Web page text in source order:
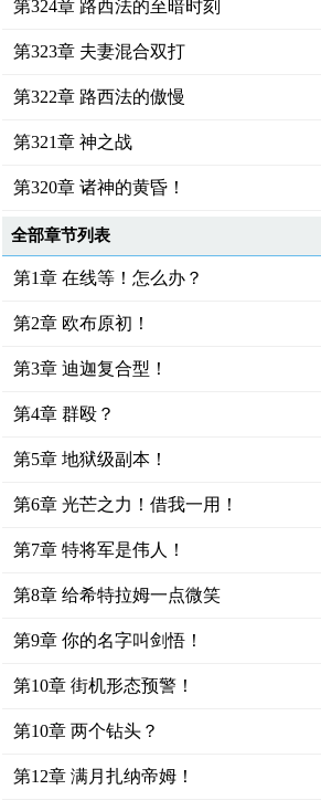
第324章 路西法的至暗时刻
第323章 夫妻混合双打
第322章 路西法的傲慢
第321章 神之战
第320章 诸神的黄昏！
全部章节列表
第1章 在线等！怎么办？
第2章 欧布原初！
第3章 迪迦复合型！
第4章 群殴？
第5章 地狱级副本！
第6章 光芒之力！借我一用！
第7章 特将军是伟人！
第8章 给希特拉姆一点微笑
第9章 你的名字叫剑悟！
第10章 街机形态预警！
第10章 两个钻头？
第12章 满月扎纳帝姆！